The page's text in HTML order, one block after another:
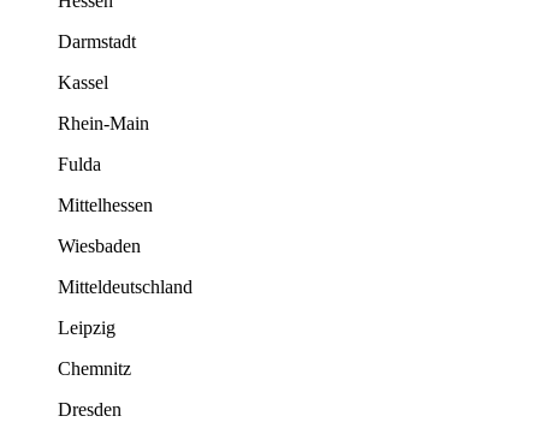
Darmstadt
Kassel
Rhein-Main
Fulda
Mittelhessen
Wiesbaden
Mitteldeutschland
Leipzig
Chemnitz
Dresden